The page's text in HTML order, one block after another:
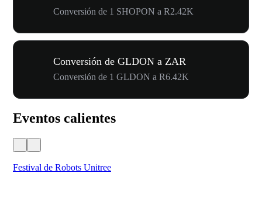
Conversión de 1 SHOPON a R2.42K
Conversión de GLDON a ZAR
Conversión de 1 GLDON a R6.42K
Eventos calientes
Festival de Robots Unitree